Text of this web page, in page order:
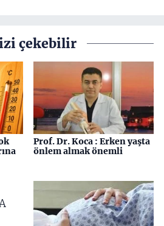
çekebilir
Prof. Dr. Koca : Erken yaşta
önlem almak önemli